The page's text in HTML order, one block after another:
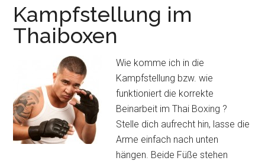
Kampfstellung im
Thaiboxen
Wie komme ich in die
Kampfstellung bzw. wie
funktioniert die korrekte
Beinarbeit im Thai Boxing ?
Stelle dich aufrecht hin, lasse die
Arme einfach nach unten
hängen. Beide Füße stehen